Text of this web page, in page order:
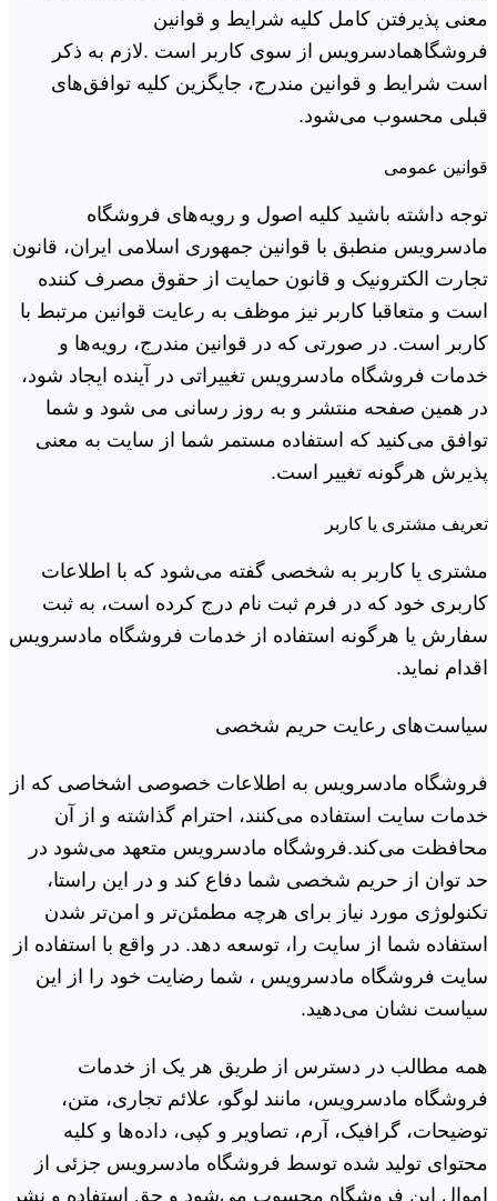
معنی پذیرفتن کامل کلیه شرایط و قوانین
فروشگاهمادسرویس از سوی کاربر است .لازم به ذکر
است شرایط و قوانین مندرج، جایگزین کلیه توافق‏‌های
قبلی محسوب می‏‌شود.
قوانین عمومی
توجه داشته باشید کلیه اصول و رویه‏‌های فروشگاه
مادسرویس منطبق با قوانین جمهوری اسلامی ایران، قانون
تجارت الکترونیک و قانون حمایت از حقوق مصرف کننده
است و متعاقبا کاربر نیز موظف به رعایت قوانین مرتبط با
کاربر است. در صورتی که در قوانین مندرج، رویه‏‌ها و
خدمات فروشگاه مادسرویس تغییراتی در آینده ایجاد شود،
در همین صفحه منتشر و به روز رسانی می شود و شما
توافق می‏‌کنید که استفاده مستمر شما از سایت به معنی
پذیرش هرگونه تغییر است.
تعریف مشتری یا کاربر
مشتری یا کاربر به شخصی گفته می‌شود که با اطلاعات
کاربری خود که در فرم ثبت نام درج کرده است، به ثبت
سفارش یا هرگونه استفاده از خدمات فروشگاه مادسرویس
اقدام نماید.
سیاست‏‌های رعایت حریم شخصی
فروشگاه مادسرویس به اطلاعات خصوصی اشخاصى که از
خدمات سایت استفاده می‏‌کنند، احترام گذاشته و از آن
محافظت می‏‌کند.فروشگاه مادسرویس متعهد می‏‌شود در
حد توان از حریم شخصی شما دفاع کند و در این راستا،
تکنولوژی مورد نیاز برای هرچه مطمئن‏‌تر و امن‏‌تر شدن
استفاده شما از سایت را، توسعه دهد. در واقع با استفاده از
سایت فروشگاه مادسرویس ، شما رضایت خود را از این
سیاست نشان می‏‌دهید.
همه مطالب در دسترس از طریق هر یک از خدمات
فروشگاه مادسرویس، مانند لوگو، علائم تجاری، متن،
توضیحات، گرافیک، آرم، تصاویر و کپی، داده‌ها و کلیه
محتوای تولید شده توسط فروشگاه مادسرویس جزئی از
اموال این فروشگاه محسوب می‏‌شود و حق استفاده و نشر